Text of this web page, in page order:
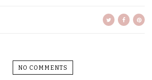
NO COMMENTS